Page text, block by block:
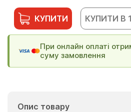
КУПИТИ КУПИТИ В
При онлайн оплаті
суму замовлення
Опис товару